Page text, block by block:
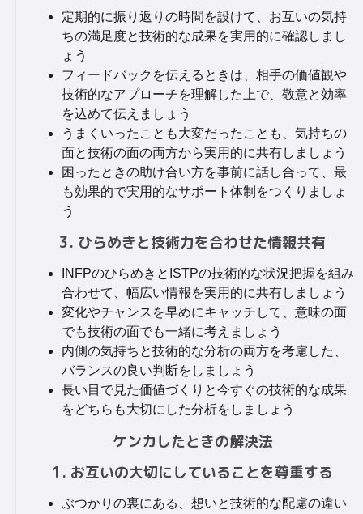
定期的に振り返りの時間を設けて、お互いの気持
ちの満足度と技術的な成果を実用的に確認しまし
ょう
フィードバックを伝えるときは、相手の価値観や
技術的なアプローチを理解した上で、敬意と効率
を込めて伝えましょう
うまくいったことも大変だったことも、気持ちの
面と技術の面の両方から実用的に共有しましょう
困ったときの助け合い方を事前に話し合って、最
も効果的で実用的なサポート体制をつくりましょ
う
3. ひらめきと技術力を合わせた情報共有
INFPのひらめきとISTPの技術的な状況把握を組み
合わせて、幅広い情報を実用的に共有しましょう
変化やチャンスを早めにキャッチして、意味の面
でも技術の面でも一緒に考えましょう
内側の気持ちと技術的な分析の両方を考慮した、
バランスの良い判断をしましょう
長い目で見た価値づくりと今すぐの技術的な成果
をどちらも大切にした分析をしましょう
ケンカしたときの解決法
1. お互いの大切にしていることを尊重する
ぶつかりの裏にある、想いと技術的な配慮の違い